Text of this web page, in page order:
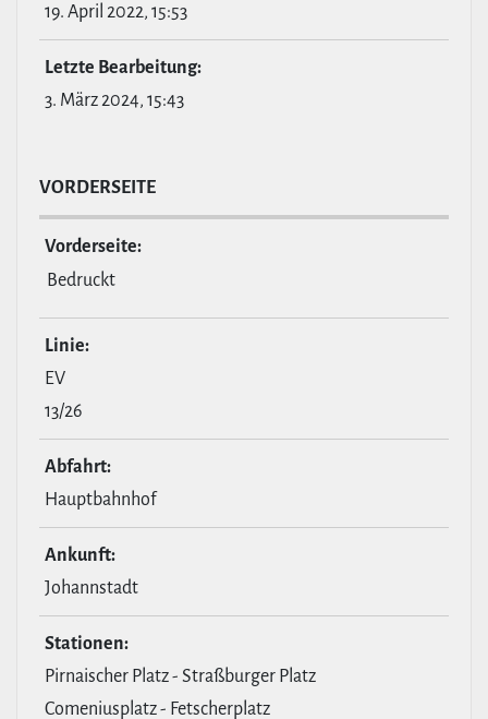
19. April 2022, 15:53
Letzte Bear­bei­tung:
3. März 2024, 15:43
VOR­DER­SEITE
Vor­der­seite:
Bedruckt
Linie:
EV
13/26
Abfahrt:
Hauptbahnhof
Ankunft:
Johannstadt
Stationen:
Pirnaischer Platz - Straßburger Platz
Comeniusplatz - Fetscherplatz